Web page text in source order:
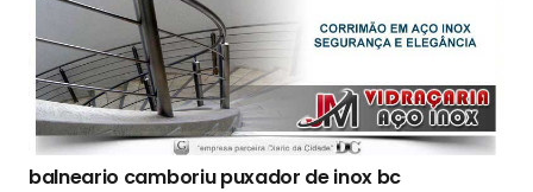
balneario camboriu puxador de inox bc